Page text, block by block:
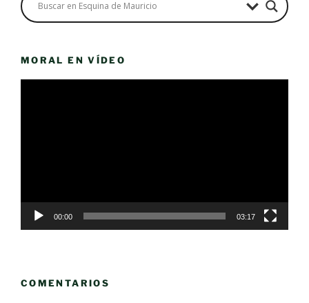
MORAL EN VÍDEO
00:00 03:17
COMENTARIOS